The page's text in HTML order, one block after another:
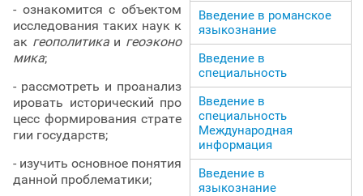
- ознакомится с объектом
исследования таких наук к
ак геополитикаи геоэконо
мика;
- рассмотреть и проанализ
ировать исторический про
цесс формирования страте
гии государств;
- изучить основное понятия
данной проблематики;
Введение в романское
языкознание
Введение в
специальность
Введение в
специальность
Международная
информация
Введение в
языкознание